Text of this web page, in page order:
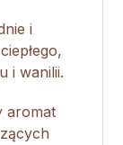
i
i wanilii.
aromat